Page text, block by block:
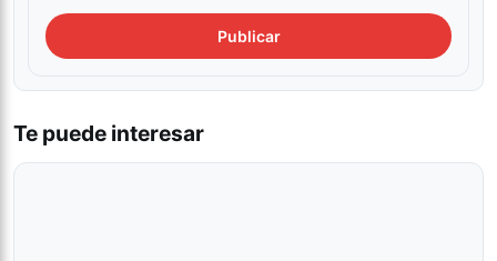
Te puede interesar